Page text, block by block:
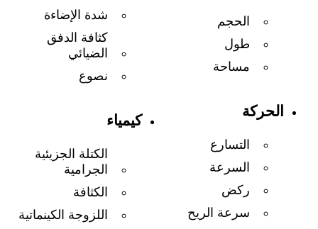
الحجم
طول
مساحة
الحركة
التسارع
السرعة
ركض
سرعة الريح
شدة الإضاءة
كثافة الدفق
الضيائي
نصوع
كيمياء
الكتلة الجزيئية
الجرامية
الكثافة
اللزوجة الكينماتية